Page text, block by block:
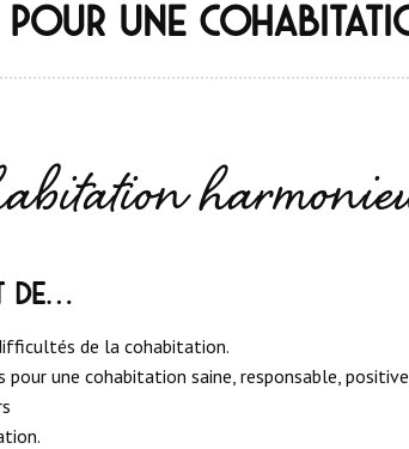
pour une
de…
de la cohabitation.
une cohabitation saine, responsable,